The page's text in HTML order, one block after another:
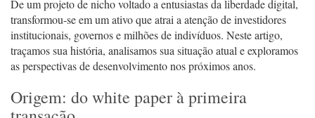
De um projeto de nicho voltado a entusiastas da liberdade digital,
transformou-se em um ativo que atrai a atenção de investidores
institucionais, governos e milhões de indivíduos. Neste artigo,
traçamos sua história, analisamos sua situação atual e exploramos
as perspectivas de desenvolvimento nos próximos anos.
Origem: do white paper à primeira